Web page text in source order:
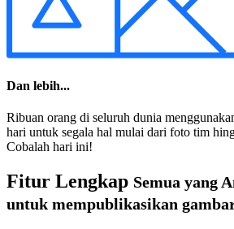
Dan lebih...
Ribuan orang di seluruh dunia
hari untuk segala hal mulai dari foto tim
Cobalah hari ini!
Fitur Lengkap Semua yang
untuk mempublikasikan